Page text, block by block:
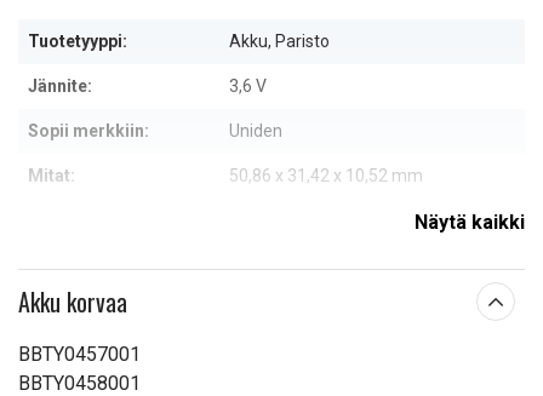
Tuotetyyppi: Akku, Paristo
Jännite: 3,6 V
Sopii merkkiin: Uniden
Mitat: 50,86 x 31,42 x 10,52 mm
Näytä kaikki
Akku korvaa
BBTY0457001
BBTY0458001